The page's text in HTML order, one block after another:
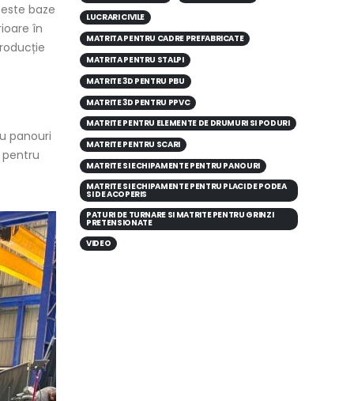
baze
în
panouri
LUCRARI CIVILE
MATRITA PENTRU CADRE PREFABRICATE
MATRITA PENTRU STALPI
MATRITE 3D PENTRU PBU
MATRITE 3D PENTRU PPVC
MATRITE PENTRU ELEMENTE DE DRUMURI SI PODURI
MATRITE PENTRU SCARI
MATRITE SI ECHIPAMENTE PENTRU PANOURI
MATRITE SI ECHIPAMENTE PENTRU PLACI DE PODEA
SI DE ACOPERIS
PATURI DE TURNARE SI MATRITE PENTRU GRINZI
PRETENSIONATE
VIDEO